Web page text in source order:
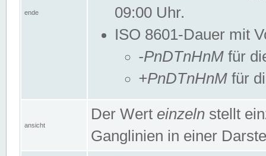
ende
09:00 Uhr.
ISO 8601-Dauer mit
-PnDTnHnM für
+PnDTnHnM für
ansicht
Der Wert einzeln stellt
Ganglinien in einer